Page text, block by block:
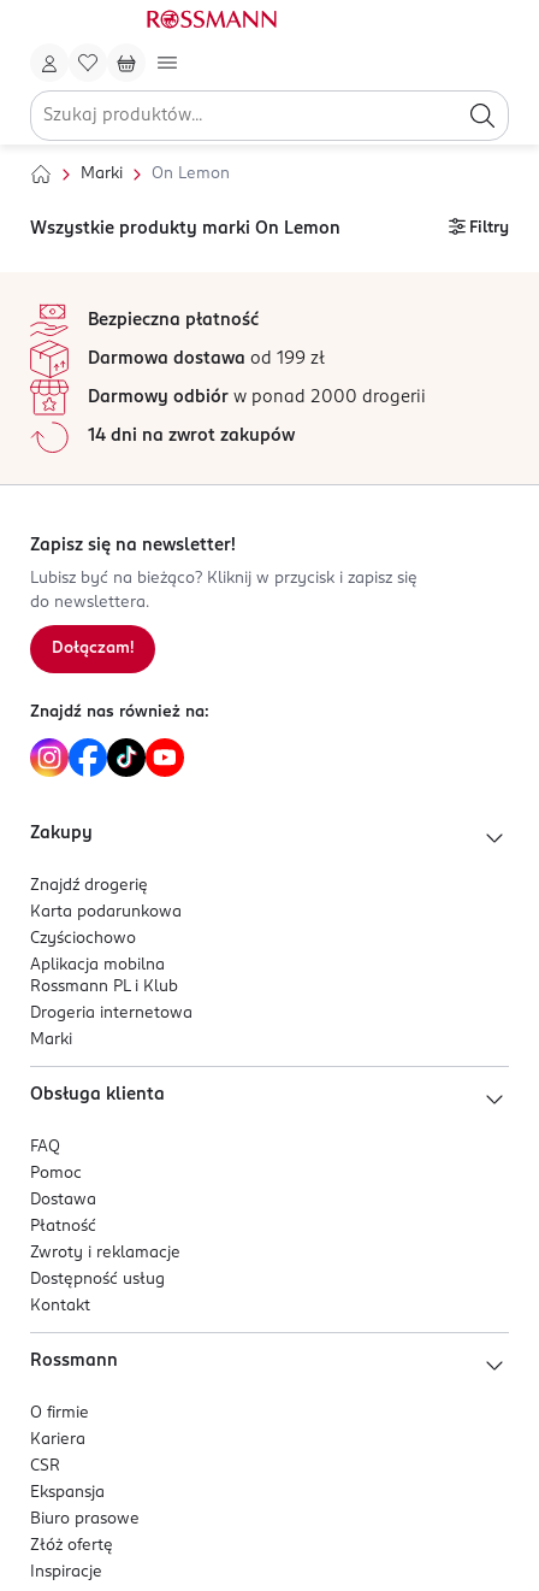
Marki On Lemon
Wszystkie produkty marki On Lemon Filtry
Bezpieczna płatność
Darmowa dostawa od 199 zł
Darmowy odbiór w ponad 2000 drogerii
14 dni na zwrot zakupów
Zapisz się na newsletter!
Lubisz być na bieżąco? Kliknij w przycisk i zapisz się
do newslettera.
Dołączam!
Znajdź nas również na:
Zakupy
Znajdź drogerię
Karta podarunkowa
Czyściochowo
Aplikacja mobilna
Rossmann PL i Klub
Drogeria internetowa
Marki
Obsługa klienta
FAQ
Pomoc
Dostawa
Płatność
Zwroty i reklamacje
Dostępność usług
Kontakt
Rossmann
O firmie
Kariera
CSR
Ekspansja
Biuro prasowe
Złóż ofertę
Inspiracje